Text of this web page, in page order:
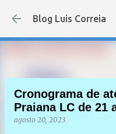
Pular para
Blog Luis Correia
Cronograma de
Praiana LC de 21
agosto 20, 2023